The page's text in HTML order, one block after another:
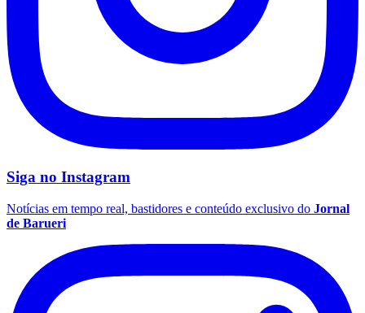
Siga no Instagram
Notícias em tempo real, bastidores e conteúdo exclusivo do Jornal
de Barueri